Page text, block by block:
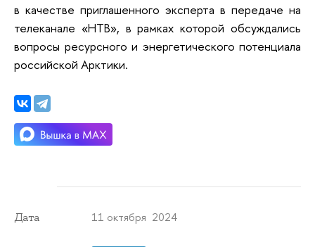
в качестве приглашенного эксперта в передаче на
телеканале «НТВ», в рамках которой обсуждались
вопросы ресурсного и энергетического потенциала
российской Арктики.
Дата 11 октября 2024